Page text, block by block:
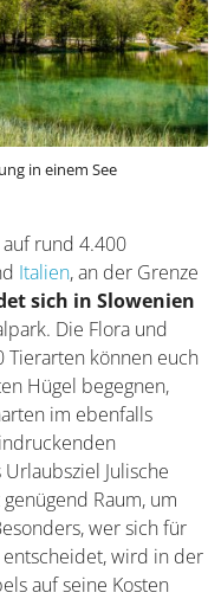
in einem See
rund 4.400
Italien, an der Grenze
sich in Slowenien
Die Flora und
Tierarten können euch
Hügel begegnen,
im ebenfalls
Julische
Raum, um
wer sich für
wird in der
auf seine Kosten